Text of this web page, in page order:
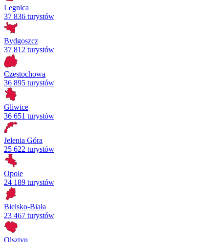
Legnica
37 836 turystów
Bydgoszcz
37 812 turystów
Częstochowa
36 895 turystów
Gliwice
36 651 turystów
Jelenia Góra
25 622 turystów
Opole
24 189 turystów
Bielsko-Biała
23 467 turystów
Olsztyn